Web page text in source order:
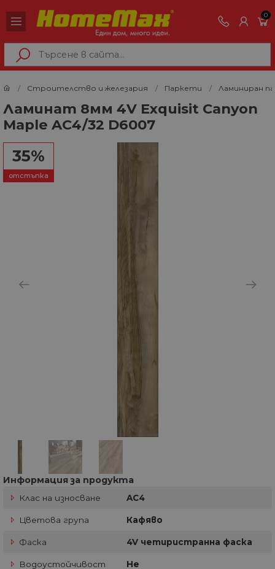
0
Строителство и железария Паркети Ламиниран
Ламинат 8мм 4V Exquisit Canyon
Maple AC4/32 D6007
35%
отстъпка
Информация за продукта
Клас на износване AC4
Цветова група Кафяво
Фаска 4V четиристранна фаска
Водоустойчивост Не